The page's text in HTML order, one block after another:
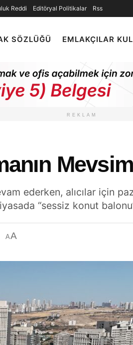
Reddi Editöryal Politikalar Rss
SÖZLÜĞÜ EMLAKÇILAR
REKLAM
ederken, alıcılar için
“sessiz konut
AA